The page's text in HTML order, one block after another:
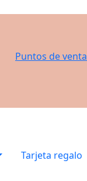
Puntos de venta
Tarjeta regalo